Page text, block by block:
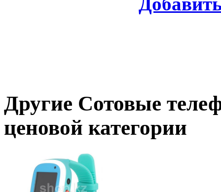
Другие Сотовые
ценовой категории